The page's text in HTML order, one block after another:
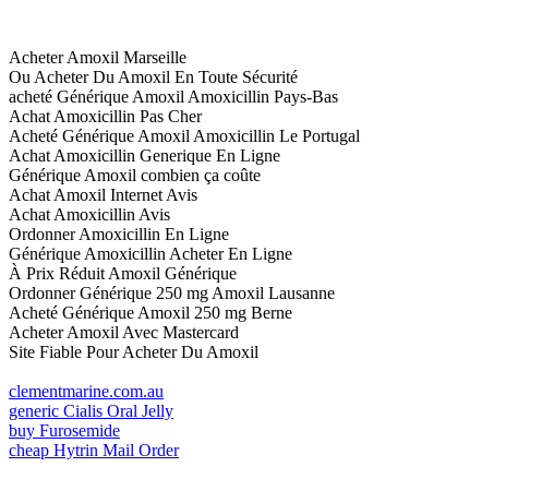
Acheter Amoxil Marseille
Ou Acheter Du Amoxil En Toute Sécurité
acheté Générique Amoxil Amoxicillin Pays-Bas
Achat Amoxicillin Pas Cher
Acheté Générique Amoxil Amoxicillin Le Portugal
Achat Amoxicillin Generique En Ligne
Générique Amoxil combien ça coûte
Achat Amoxil Internet Avis
Achat Amoxicillin Avis
Ordonner Amoxicillin En Ligne
Générique Amoxicillin Acheter En Ligne
À Prix Réduit Amoxil Générique
Ordonner Générique 250 mg Amoxil Lausanne
Acheté Générique Amoxil 250 mg Berne
Acheter Amoxil Avec Mastercard
Site Fiable Pour Acheter Du Amoxil
clementmarine.com.au
generic Cialis Oral Jelly
buy Furosemide
cheap Hytrin Mail Order